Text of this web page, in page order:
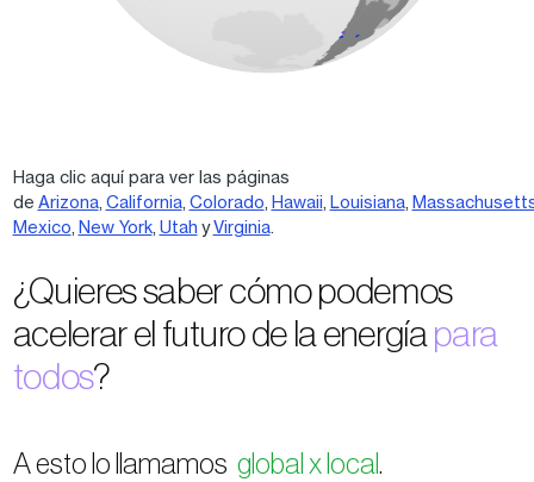
Haga clic aquí para ver las páginas
de Arizona, California, Colorado Hawaii Louisiana,
Mexico New York, Utah yVirginia.
¿Quieres saber cómo podemos
acelerar el futuro de la energíapara
todos?
A esto lo llamamos global x local.